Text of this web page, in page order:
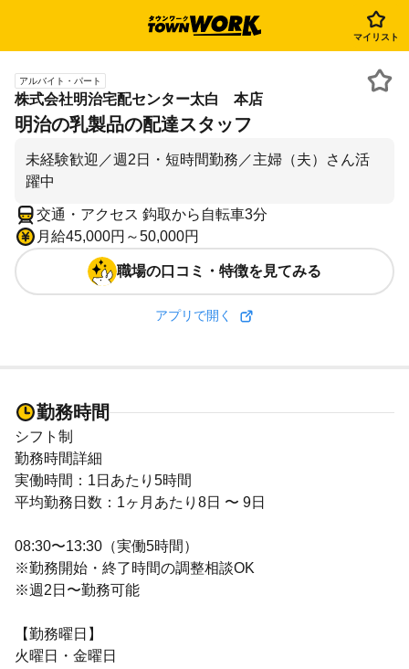
マイリスト
アルバイト・パート
株式会社明治宅配センター太白 本店
明治の乳製品の配達スタッフ
未経験歓迎／週2日・短時間勤務／主婦（夫）さん活
躍中
交通・アクセス 鈎取から自転車3分
月給45,000円～50,000円
職場の口コミ・特徴を見てみる
アプリで開く
勤務時間
シフト制
勤務時間詳細
実働時間：1日あたり5時間
平均勤務日数：1ヶ月あたり8日 〜 9日
08:30〜13:30（実働5時間）
※勤務開始・終了時間の調整相談OK
※週2日〜勤務可能
【勤務曜日】
火曜日・金曜日